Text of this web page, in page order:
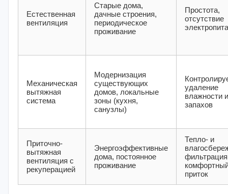
Естественная
вентиляция
Старые дома,
дачные строения,
периодическое
проживание
Простота,
отсутствие
Механическая
вытяжная
система
Модернизация
существующих
домов, локальные
зоны (кухня,
санузлы)
удаление
влажности и
запахов
Приточно-
вытяжная
вентиляция с
рекуперацией
Энергоэффективные
дома, постоянное
проживание
Тепло- и
приток